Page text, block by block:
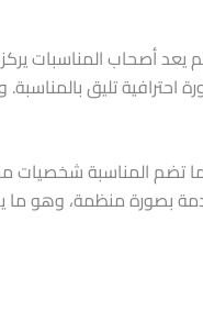
يعد أصحاب المناسبات
احترافية تليق
تضم المناسبة
بصورة منظمة، وهو